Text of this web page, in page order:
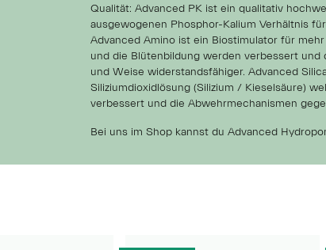
Qualität: Advanced PK ist ein qualitativ
ausgewogenen Phosphor-Kalium Verhältnis
Advanced Amino ist ein Biostimulator für
und die Blütenbildung werden verbessert
und Weise widerstandsfähiger. Advanced
Siliziumdioxidlösung (Silizium / Kieselsäure)
verbessert und die Abwehrmechanismen
Bei uns im Shop kannst du Advanced